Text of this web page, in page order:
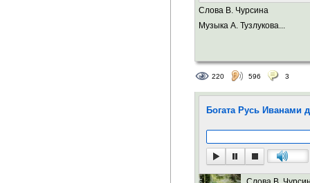
Слова В. Чурсина
Музыка А. Тузлукова...
220 596 3
Богата Русь Иванами